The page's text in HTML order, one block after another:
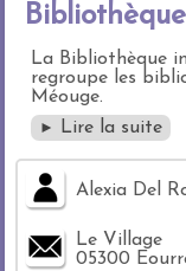
La Bibliothèque
regroupe les
Méouge.
► Lire la suite
Alexia Del
Le Village
05300